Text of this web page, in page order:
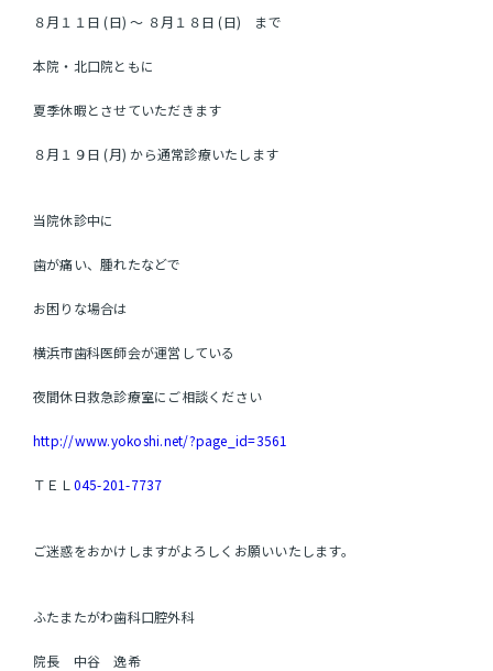
デンタルインプラント
アクセス
お問い合わせ
８月１１日 (日) 〜 ８月１８日 (日) まで
本院・北口院ともに
夏季休暇とさせていただきます
８月１９日 (月) から通常診療いたします
当院休診中に
歯が痛い、腫れたなどで
お困りな場合は
横浜市歯科医師会が運営している
夜間休日救急診療室にご相談ください
http://www.yokoshi.net/?page_id=3561
ＴＥＬ 045-201-7737
ご迷惑をおかけしますがよろしくお願いいたします。
ふたまたがわ歯科口腔外科
院長 中谷 逸希